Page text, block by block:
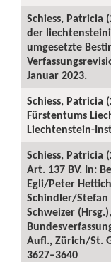
Schiess, Patricia
der
umgesetzte
Januar 2023.
Schiess, Patricia
Fürstentums
Liechtenstein-
Schiess, Patricia
Art. 137 BV. In:
Egli/Peter
Schindler/Stefan
Schweizer
Aufl., Zürich/St.
3627–3640